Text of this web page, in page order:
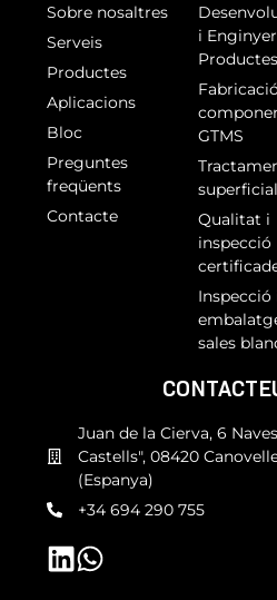
Sobre nosaltres
Serveis
Productes
Aplicacions
Bloc
Preguntes
freqüents
Contacte
i
Productes
GTMS
Qualitat i
inspecció
Inspecció
sales
Juan de la Cierva, 6
Castells", 08420
(Espanya)
+34 694 290 755